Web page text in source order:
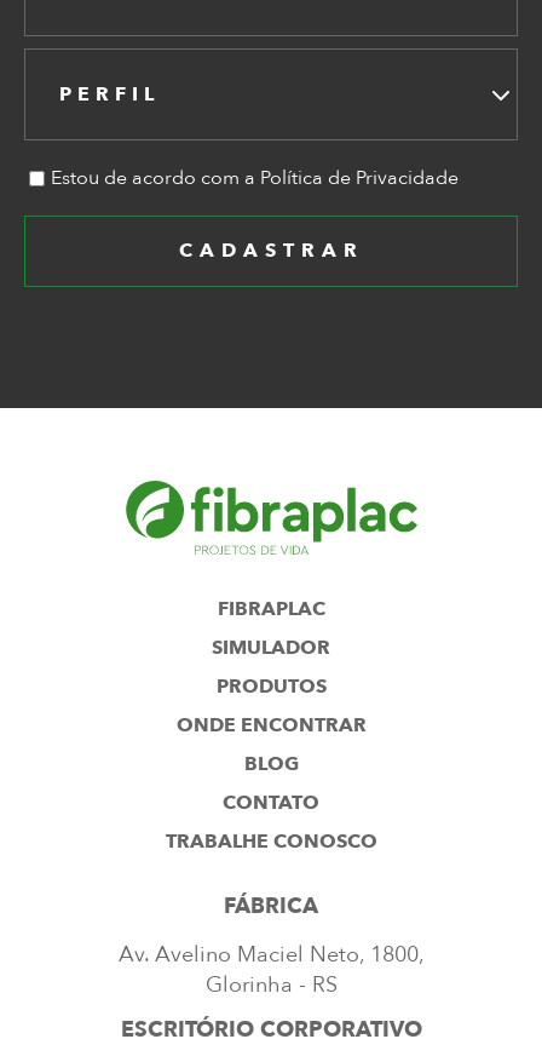
PERFIL
Estou de acordo com a Política de Privacidade
CADASTRAR
FIBRAPLAC
SIMULADOR
PRODUTOS
ONDE ENCONTRAR
BLOG
CONTATO
TRABALHE CONOSCO
FÁBRICA
Av. Avelino Maciel Neto, 1800,
Glorinha - RS
ESCRITÓRIO CORPORATIVO